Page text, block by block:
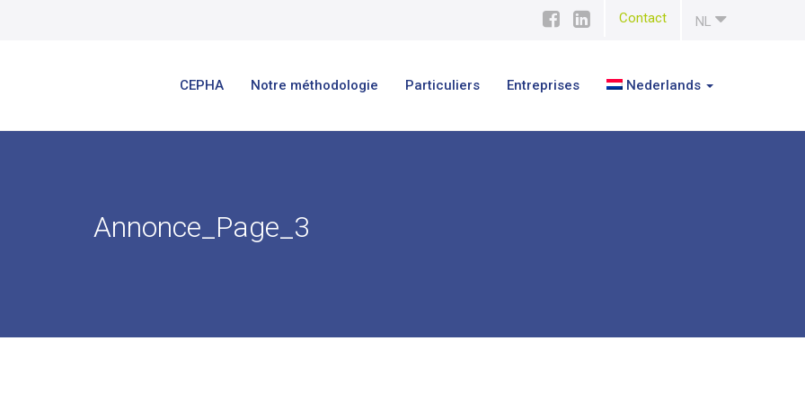
NL
Contact
CEPHA Notre méthodologie Particuliers Entreprises Nederlands
Annonce_Page_3